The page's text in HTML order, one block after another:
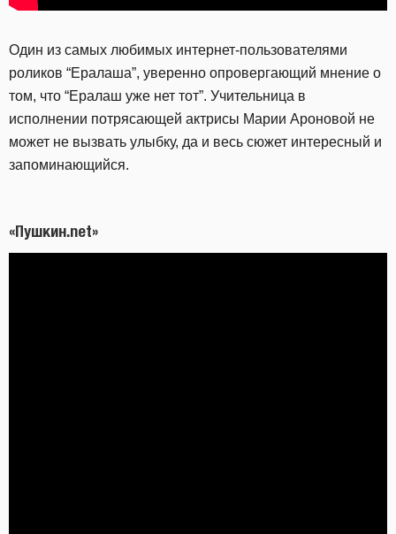
Один из самых любимых интернет-пользователями
роликов “Ералаша”, уверенно опровергающий мнение о
том, что “Ералаш уже нет тот”. Учительница в
исполнении потрясающей актрисы Марии Ароновой не
может не вызвать улыбку, да и весь сюжет интересный и
запоминающийся.
«Пушкин.net»